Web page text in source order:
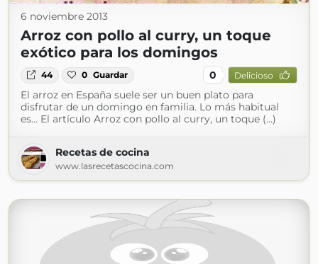
6 noviembre 2013
Arroz con pollo al curry, un toque
exótico para los domingos
44 0 Guardar 0 Delicioso
El arroz en España suele ser un buen plato para
disfrutar de un domingo en familia. Lo más habitual
es... El artículo Arroz con pollo al curry, un toque (...)
Recetas de cocina
www.lasrecetascocina.com